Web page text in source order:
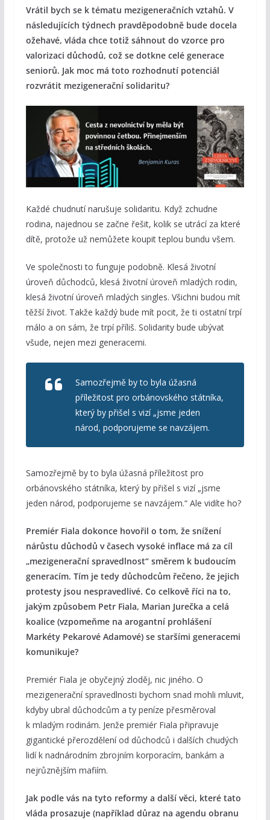
Vrátil bych se k tématu mezigeneračních vztahů. V
následujících týdnech pravděpodobně bude docela
ožehavé, vláda chce totiž sáhnout do vzorce pro
valorizaci důchodů, což se dotkne celé generace
seniorů. Jak moc má toto rozhodnutí potenciál
rozvrátit mezigenerační solidaritu?
Každé chudnutí narušuje solidaritu. Když zchudne
rodina, najednou se začne řešit, kolik se utrácí za které
dítě, protože už nemůžete koupit teplou bundu všem.
Ve společnosti to funguje podobně. Klesá životní
úroveň důchodců, klesá životní úroveň mladých rodin,
klesá životní úroveň mladých singles. Všichni budou mít
těžší život. Takže každý bude mít pocit, že ti ostatní trpí
málo a on sám, že trpí příliš. Solidarity bude ubývat
všude, nejen mezi generacemi.
Samozřejmě by to byla úžasná
příležitost pro orbánovského státníka,
který by přišel s vizí „jsme jeden
národ, podporujeme se navzájem.
Samozřejmě by to byla úžasná příležitost pro
orbánovského státníka, který by přišel s vizí „jsme
jeden národ, podporujeme se navzájem.“ Ale vidíte ho?
Premiér Fiala dokonce hovořil o tom, že snížení
nárůstu důchodů v časech vysoké inflace má za cíl
„mezigenerační spravedlnost“ směrem k budoucím
generacím. Tím je tedy důchodcům řečeno, že jejich
protesty jsou nespravedlivé. Co celkově říci na to,
jakým způsobem Petr Fiala, Marian Jurečka a celá
koalice (vzpomeňme na arogantní prohlášení
Markéty Pekarové Adamové) se staršími generacemi
komunikuje?
Premiér Fiala je obyčejný zloděj, nic jiného. O
mezigenerační spravedlnosti bychom snad mohli mluvit,
kdyby ubral důchodcům a ty peníze přesměroval
k mladým rodinám. Jenže premiér Fiala připravuje
gigantické přerozdělení od důchodců i dalších chudých
lidí k nadnárodním zbrojním korporacím, bankám a
nejrůznějším mafiím.
Jak podle vás na tyto reformy a další věci, které tato
vláda prosazuje (například důraz na agendu obranu